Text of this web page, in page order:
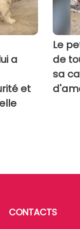
a
et
Le
de
sa
CONTACTS